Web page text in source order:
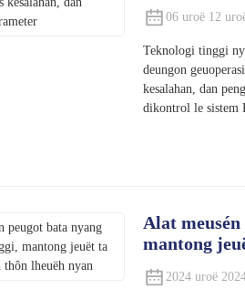
06 uroë 12
Teknologi tinggi
deungon
kesalahan, dan
dikontrol le sistem
Alat
mantong
2024 uroë